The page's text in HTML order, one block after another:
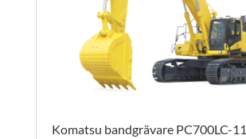
Komatsu bandgrävare PC700LC-11